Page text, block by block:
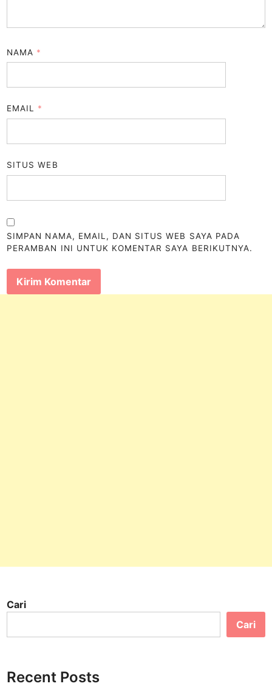
NAMA *
EMAIL *
SITUS WEB
SIMPAN NAMA, EMAIL, DAN SITUS WEB SAYA PADA
PERAMBAN INI UNTUK KOMENTAR SAYA BERIKUTNYA.
Cari
Cari
Recent Posts